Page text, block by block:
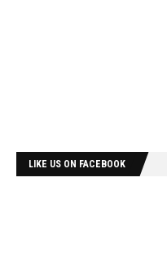
LIKE US ON FACEBOOK